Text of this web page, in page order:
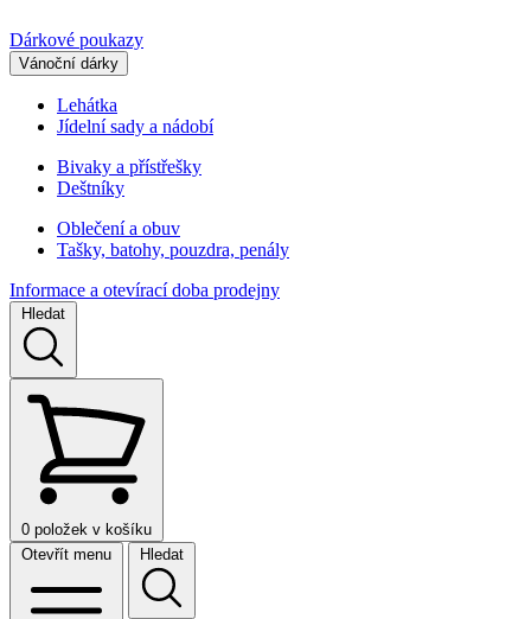
Dárkové poukazy
Vánoční dárky
Lehátka
Jídelní sady a nádobí
Bivaky a přístřešky
Deštníky
Oblečení a obuv
Tašky, batohy, pouzdra, penály
Informace a otevírací doba prodejny
Hledat
0 položek v košíku
Otevřít menu
Hledat